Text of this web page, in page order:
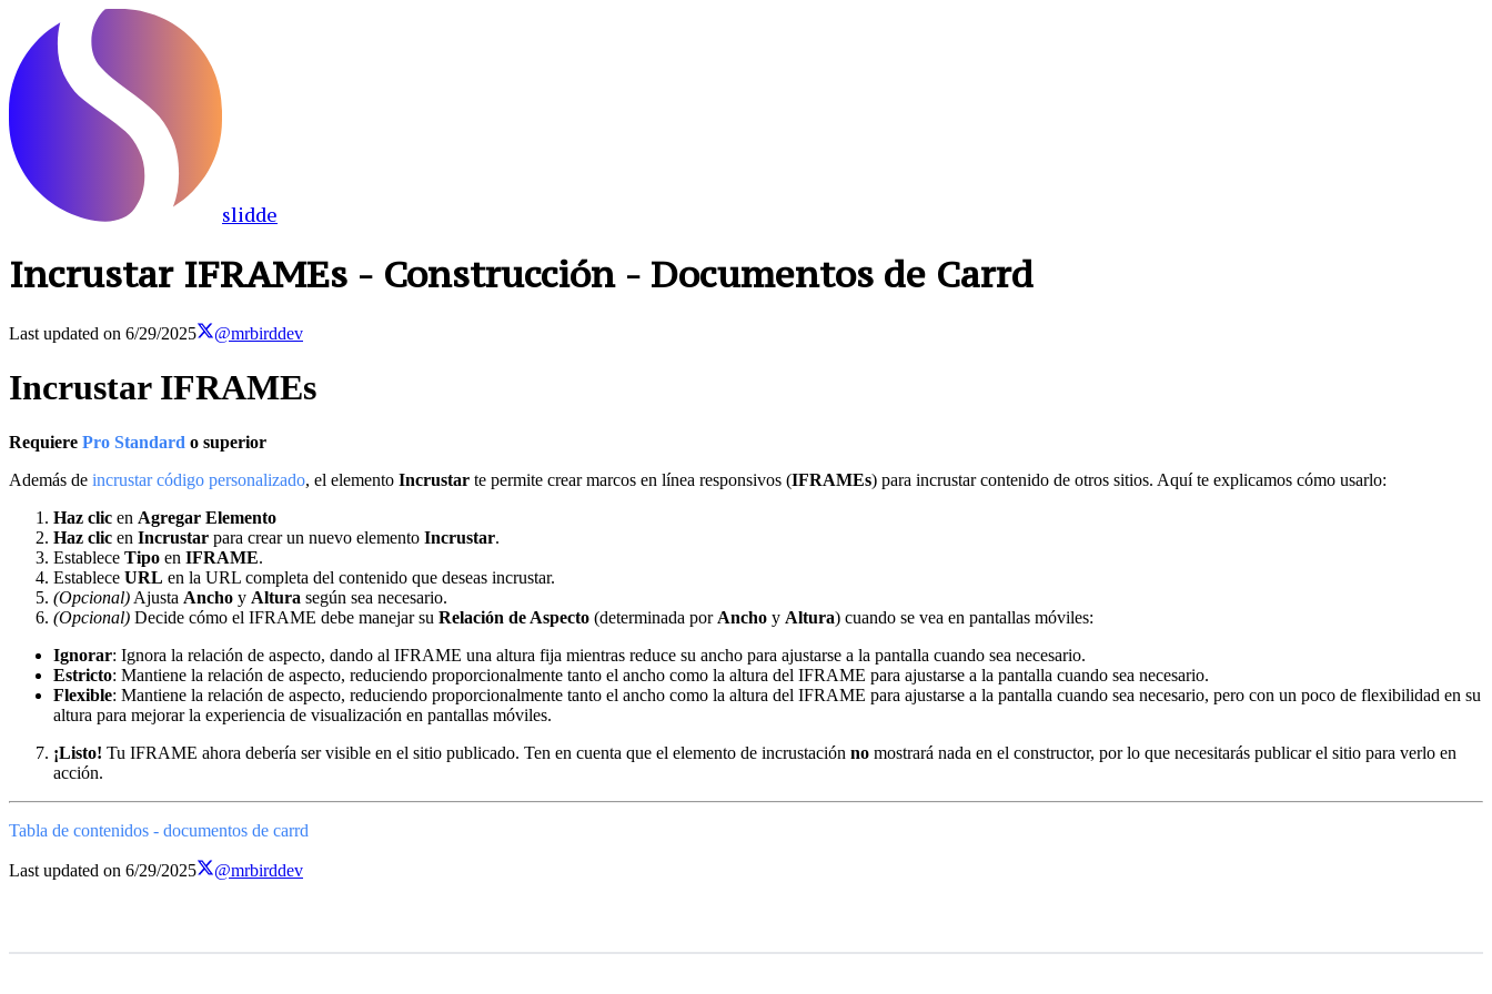
slidde
Incrustar IFRAMEs - Construcción - Documentos de Carrd
Last updated on 6/29/2025 @mrbirddev
Incrustar IFRAMEs
Requiere Pro Standard o superior
Además de incrustar código personalizado, el elemento Incrustar te permite crear marcos en línea responsivos (IFRAMEs) para incrustar contenido de otros sitios. Aquí te explicamos cómo usarlo:
Haz clic en Agregar Elemento
Haz clic en Incrustar para crear un nuevo elemento Incrustar.
Establece Tipo en IFRAME.
Establece URL en la URL completa del contenido que deseas incrustar.
(Opcional) Ajusta Ancho y Altura según sea necesario.
(Opcional) Decide cómo el IFRAME debe manejar su Relación de Aspecto (determinada por Ancho y Altura) cuando se vea en pantallas móviles:
Ignorar: Ignora la relación de aspecto, dando al IFRAME una altura fija mientras reduce su ancho para ajustarse a la pantalla cuando sea necesario.
Estricto: Mantiene la relación de aspecto, reduciendo proporcionalmente tanto el ancho como la altura del IFRAME para ajustarse a la pantalla cuando sea necesario.
Flexible: Mantiene la relación de aspecto, reduciendo proporcionalmente tanto el ancho como la altura del IFRAME para ajustarse a la pantalla cuando sea necesario, pero con un poco de flexibilidad en su
altura para mejorar la experiencia de visualización en pantallas móviles.
¡Listo! Tu IFRAME ahora debería ser visible en el sitio publicado. Ten en cuenta que el elemento de incrustación no mostrará nada en el constructor, por lo que necesitarás publicar el sitio para verlo en
acción.
Tabla de contenidos - documentos de carrd
Last updated on 6/29/2025 @mrbirddev